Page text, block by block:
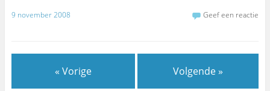
hebben we nu al twee
9 november 2008 Geef een reactie
« Vorige Volgende »